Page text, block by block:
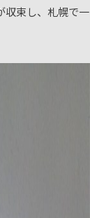
収束し、札幌で一